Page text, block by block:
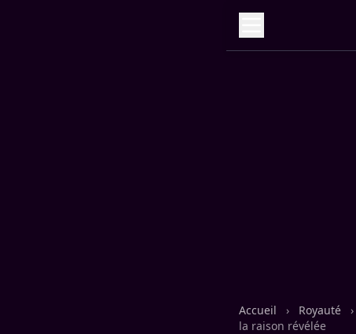
Accueil › Royauté ›
la raison révélée